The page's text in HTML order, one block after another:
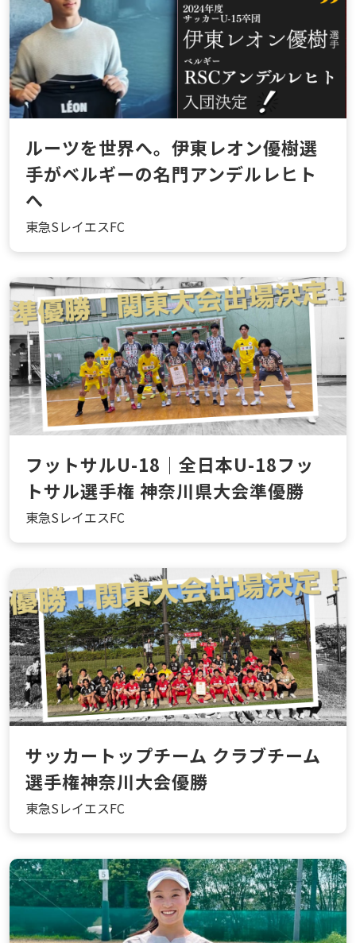
ルーツを世界へ。伊東レオン優樹選
手がベルギーの名門アンデルレヒト
へ
東急SレイエスFC
フットサルU-18｜全日本U-18フッ
トサル選手権 神奈川県大会準優勝
東急SレイエスFC
サッカートップチーム クラブチーム
選手権神奈川大会優勝
東急SレイエスFC